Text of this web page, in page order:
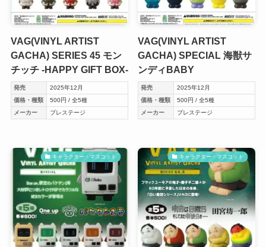
VAG(VINYL ARTIST
GACHA) SERIES 45 モン
チッチ -HAPPY GIFT BOX-
発売
2025年12月
価格・種類
500円 / 全5種
メーカー
プレステージ
VAG(VINYL ARTIST
GACHA) SPECIAL 海獣サ
ンディBABY
発売
2025年12月
価格・種類
500円 / 全5種
メーカー
プレステージ
キャラクター・マスコット キャラクター・マスコット